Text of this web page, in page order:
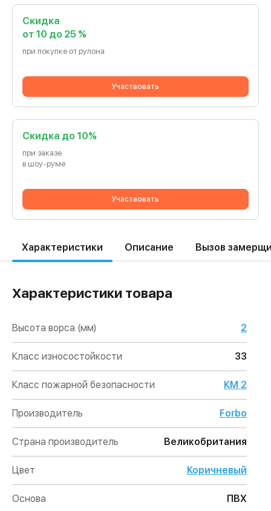
Скидка
от 10 до 25 %
при покупке от рулона
Участвовать
Cкидка до 10%
при заказе
в шоу-руме
Участвовать
Характеристики Описание Вызов
Характеристики товара
Высота ворса (мм) 2
Класс износостойкости 33
Класс пожарной безопасности КМ 2
Производитель Forbo
Страна производитель Великобритания
Цвет Коричневый
Основа ПВХ